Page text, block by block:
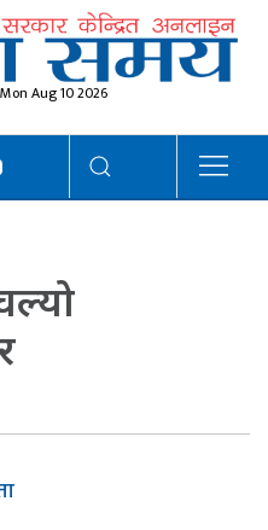
Mon Aug 10 2026